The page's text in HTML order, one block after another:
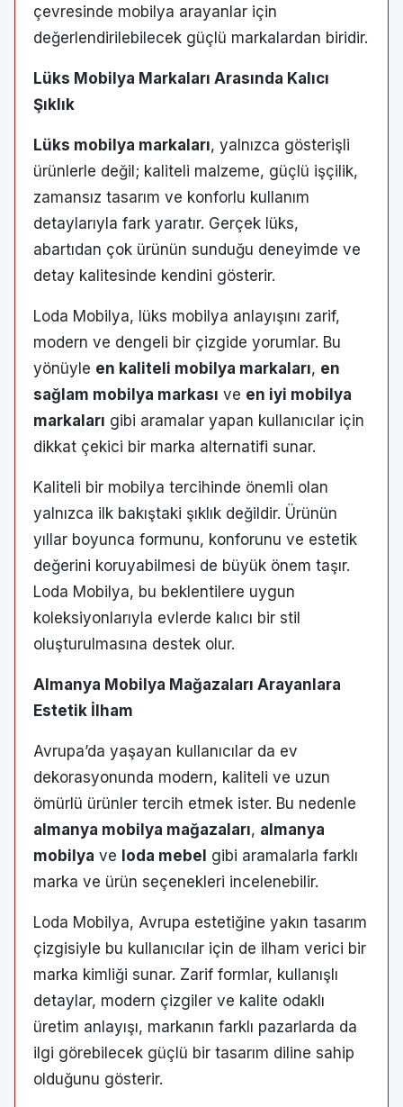
çevresinde mobilya arayanlar için
değerlendirilebilecek güçlü markalardan biridir.
Lüks Mobilya Markaları Arasında Kalıcı
Şıklık
Lüks mobilya markaları, yalnızca gösterişli
ürünlerle değil; kaliteli malzeme, güçlü işçilik,
zamansız tasarım ve konforlu kullanım
detaylarıyla fark yaratır. Gerçek lüks,
abartıdan çok ürünün sunduğu deneyimde ve
detay kalitesinde kendini gösterir.
Loda Mobilya, lüks mobilya anlayışını zarif,
modern ve dengeli bir çizgide yorumlar. Bu
yönüyle en kaliteli mobilya markaları, en
sağlam mobilya markası ve en iyi mobilya
markaları gibi aramalar yapan kullanıcılar için
dikkat çekici bir marka alternatifi sunar.
Kaliteli bir mobilya tercihinde önemli olan
yalnızca ilk bakıştaki şıklık değildir. Ürünün
yıllar boyunca formunu, konforunu ve estetik
değerini koruyabilmesi de büyük önem taşır.
Loda Mobilya, bu beklentilere uygun
koleksiyonlarıyla evlerde kalıcı bir stil
oluşturulmasına destek olur.
Almanya Mobilya Mağazaları Arayanlara
Estetik İlham
Avrupa’da yaşayan kullanıcılar da ev
dekorasyonunda modern, kaliteli ve uzun
ömürlü ürünler tercih etmek ister. Bu nedenle
almanya mobilya mağazaları, almanya
mobilya ve loda mebel gibi aramalarla farklı
marka ve ürün seçenekleri incelenebilir.
Loda Mobilya, Avrupa estetiğine yakın tasarım
çizgisiyle bu kullanıcılar için de ilham verici bir
marka kimliği sunar. Zarif formlar, kullanışlı
detaylar, modern çizgiler ve kalite odaklı
üretim anlayışı, markanın farklı pazarlarda da
ilgi görebilecek güçlü bir tasarım diline sahip
olduğunu gösterir.